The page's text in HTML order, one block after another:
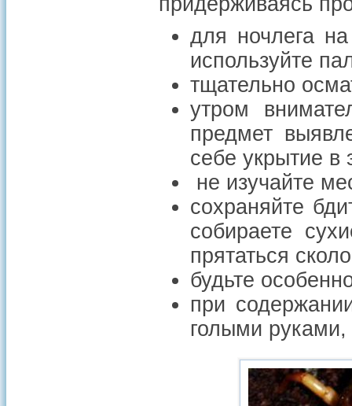
для ночлега
используйте
тщательно
утром
предмет
себе укрытие в
не изучайте
сохраняйте
собираете
прятаться
будьте
при
голыми